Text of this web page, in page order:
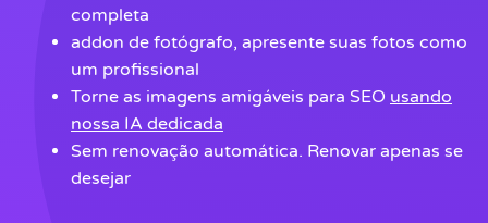
completa
addon de fotógrafo, apresente suas fotos como
um profissional
Torne as imagens amigáveis para SEO usando
nossa IA dedicada
Sem renovação automática. Renovar apenas se
desejar